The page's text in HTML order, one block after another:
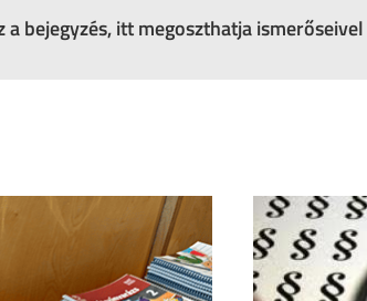
a bejegyzés, itt megoszthatja